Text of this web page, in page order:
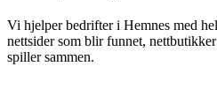
Vi hjelper bedrifter i Hemnes med
nettsider som blir funnet,
spiller sammen.